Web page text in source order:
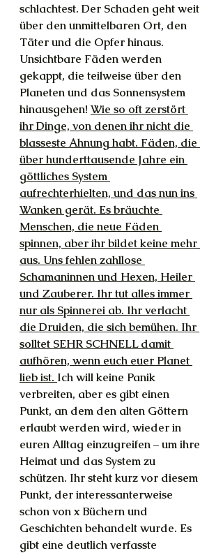
schlachtest. Der Schaden geht weit
über den unmittelbaren Ort, den
Täter und die Opfer hinaus.
Unsichtbare Fäden werden
gekappt, die teilweise über den
Planeten und das Sonnensystem
hinausgehen! Wie so oft zerstört
ihr Dinge, von denen ihr nicht die
blasseste Ahnung habt. Fäden, die
über hunderttausende Jahre ein
göttliches System
aufrechterhielten, und das nun ins
Wanken gerät. Es bräuchte
Menschen, die neue Fäden
spinnen, aber ihr bildet keine mehr
aus. Uns fehlen zahllose
Schamaninnen und Hexen, Heiler
und Zauberer. Ihr tut alles immer
nur als Spinnerei ab. Ihr verlacht
die Druiden, die sich bemühen. Ihr
solltet SEHR SCHNELL damit
aufhören, wenn euch euer Planet
lieb ist. Ich will keine Panik
verbreiten, aber es gibt einen
Punkt, an dem den alten Göttern
erlaubt werden wird, wieder in
euren Alltag einzugreifen – um ihre
Heimat und das System zu
schützen. Ihr steht kurz vor diesem
Punkt, der interessanterweise
schon von x Büchern und
Geschichten behandelt wurde. Es
gibt eine deutlich verfasste